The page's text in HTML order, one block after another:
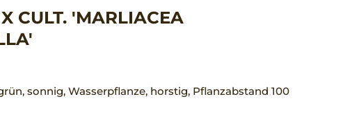
CULT. 'MARLIACEA
sonnig, Wasserpflanze, horstig, Pflanzabstand 100